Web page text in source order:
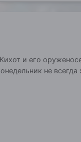
и его
не всегда